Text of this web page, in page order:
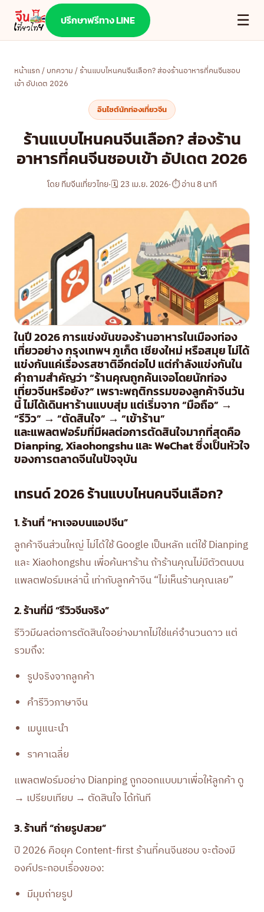
ปรึกษาฟรีทาง LINE ☰
หน้าแรก/บทความ/ ร้านแบบไหนคนจีนเลือก? ส่องร้านอาหารที่คนจีนชอบ
เข้า อัปเดต 2026
อินไซต์นักท่องเที่ยวจีน
ร้านแบบไหนคนจีนเลือก? ส่องร้าน
อาหารที่คนจีนชอบเข้า อัปเดต 2026
โดย ทีมจีนเที่ยวไทย·🗓 23 เม.ย. 2026·⏱ อ่าน 8 นาที
ในปี 2026 การแข่งขันของร้านอาหารในเมืองท่อง
เที่ยวอย่าง กรุงเทพฯ ภูเก็ต เชียงใหม่ หรือสมุย ไม่ได้
แข่งกันแค่เรื่องรสชาติอีกต่อไป แต่กำลังแข่งกันใน
คำถามสำคัญว่า “ร้านคุณถูกค้นเจอโดยนักท่อง
เที่ยวจีนหรือยัง?” เพราะพฤติกรรมของลูกค้าจีนวัน
นี้ ไม่ได้เดินหาร้านแบบสุ่ม แต่เริ่มจาก “มือถือ” →
“รีวิว” → “ตัดสินใจ” → “เข้าร้าน”
และแพลตฟอร์มที่มีผลต่อการตัดสินใจมากที่สุดคือ
Dianping, Xiaohongshu และ WeChat ซึ่งเป็นหัวใจ
ของการตลาดจีนในปัจจุบัน
เทรนด์ 2026 ร้านแบบไหนคนจีนเลือก?
1. ร้านที่ “หาเจอบนแอปจีน”
ลูกค้าจีนส่วนใหญ่ ไม่ได้ใช้ Google เป็นหลัก แต่ใช้ Dianping
และ Xiaohongshu เพื่อค้นหาร้าน ถ้าร้านคุณไม่มีตัวตนบน
แพลตฟอร์มเหล่านี้ เท่ากับลูกค้าจีน “ไม่เห็นร้านคุณเลย”
2. ร้านที่มี “รีวิวจีนจริง”
รีวิวมีผลต่อการตัดสินใจอย่างมากไม่ใช่แค่จำนวนดาว แต่
รวมถึง:
รูปจริงจากลูกค้า
คำรีวิวภาษาจีน
เมนูแนะนำ
ราคาเฉลี่ย
แพลตฟอร์มอย่าง Dianping ถูกออกแบบมาเพื่อให้ลูกค้า ดู
→ เปรียบเทียบ → ตัดสินใจ ได้ทันที
3. ร้านที่ “ถ่ายรูปสวย”
ปี 2026 คือยุค Content-first ร้านที่คนจีนชอบ จะต้องมี
องค์ประกอบเรื่องของ:
มีมุมถ่ายรูป